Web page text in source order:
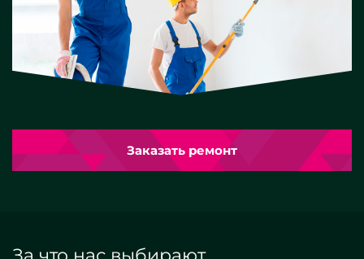
Заказать ремонт